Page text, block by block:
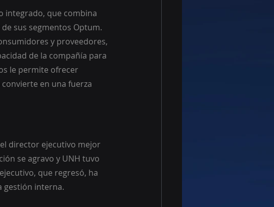
integrado, que combina
sus segmentos Optum.
y proveedores,
de la compañía para
le permite ofrecer
en una fuerza
director ejecutivo mejor
se agravo y UNH tuvo
que regresó, ha
gestión interna.